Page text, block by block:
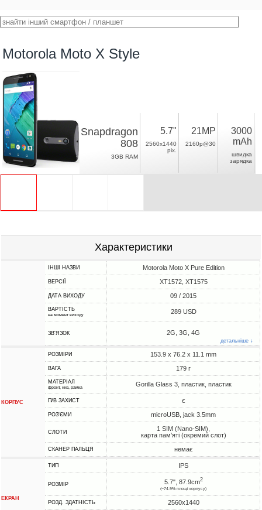
Motorola Moto X Style
Snapdragon
808
3GB RAM
5.7"
2560x1440
pix.
21MP
2160p@30
3000
mAh
швидка
зарядка
Характеристики
ІНШІ НАЗВИ Motorola Moto X Pure Edition
ВЕРСІЇ XT1572, XT1575
ДАТА ВИХОДУ 09 / 2015
ВАРТІСТЬ
на момент виходу 289 USD
ЗВ'ЯЗОК 2G, 3G, 4G
детальніше ↓
КОРПУС
РОЗМІРИ 153.9 x 76.2 x 11.1 mm
ВАГА 179 г
МАТЕРІАЛ
фронт, низ, рамка Gorilla Glass 3, пластик, пластик
П/В ЗАХИСТ є
РОЗ'ЄМИ microUSB, jack 3.5mm
СЛОТИ
1 SIM (Nano-SIM),
карта пам'яті (окремий слот)
СКАНЕР ПАЛЬЦЯ немає
ЕКРАН
ТИП IPS
РОЗМІР 5.7", 87.9cm2
(~74.9% площі корпусу)
РОЗД. ЗДАТНІСТЬ 2560x1440